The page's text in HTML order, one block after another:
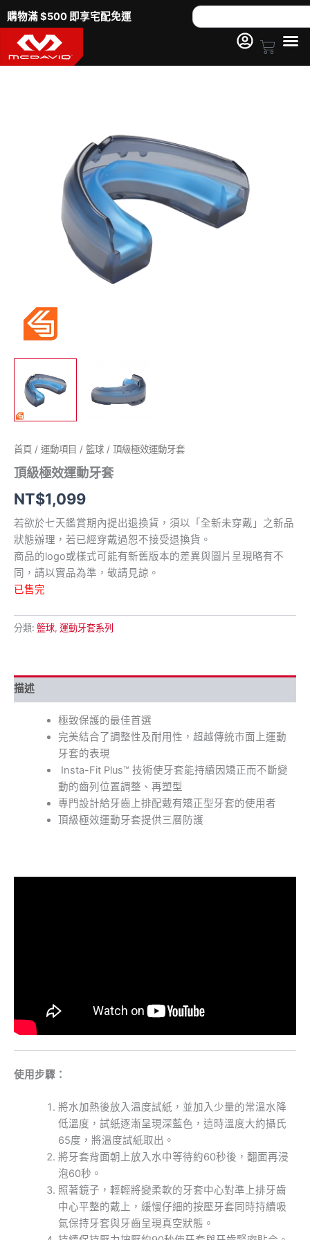
至
要
購物滿 $500 即享宅配免運 Search
Cart
首頁 / 運動項目 / 籃球 / 頂級極效運動牙套
頂級極效運動牙套
NT$1,099
若欲於七天鑑賞期內提出退換貨，須以「全新未穿戴」之新品
狀態辦理，若已經穿戴過恕不接受退換貨。
商品的logo或樣式可能有新舊版本的差異與圖片呈現略有不
同，請以實品為準，敬請見諒。
已售完
分類: 籃球, 運動牙套系列
描述
極致保護的最佳首選
完美結合了調整性及耐用性，超越傳統市面上運動
牙套的表現
Insta-Fit Plus™ 技術使牙套能持續因矯正而不斷變
動的齒列位置調整、再塑型
專門設計給牙齒上排配戴有矯正型牙套的使用者
頂級極效運動牙套提供三層防護
使用步驟：
將水加熱後放入溫度試紙，並加入少量的常溫水降
低溫度，試紙逐漸呈現深藍色，這時溫度大約攝氏
65度，將溫度試紙取出。
將牙套背面朝上放入水中等待約60秒後，翻面再浸
泡60秒。
照著鏡子，輕輕將變柔軟的牙套中心對準上排牙齒
中心平整的戴上，緩慢仔細的按壓牙套同時持續吸
氣保持牙套與牙齒呈現真空狀態。